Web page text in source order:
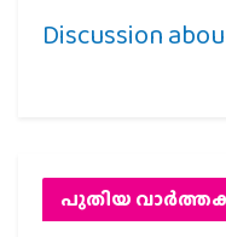
Discussion
പുതിയ